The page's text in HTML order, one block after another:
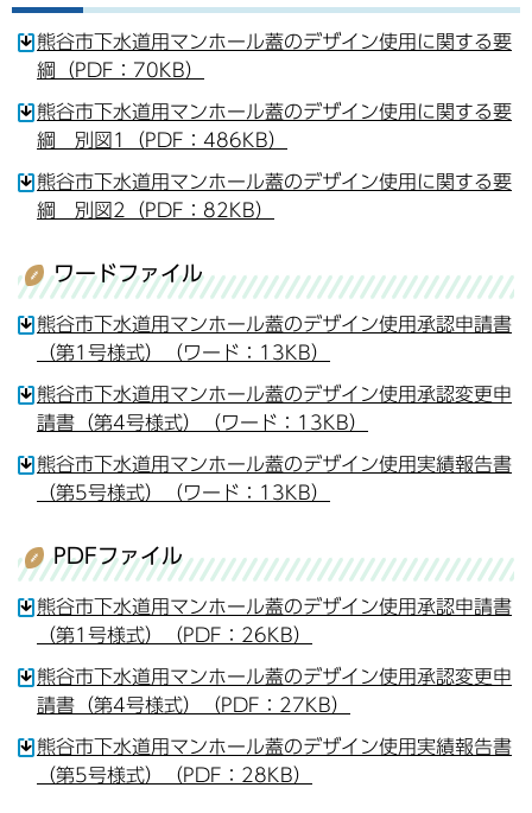
熊谷市下水道用マンホール蓋のデザイン使用に関する要
綱（PDF：70KB）
熊谷市下水道用マンホール蓋のデザイン使用に関する要
綱 別図1（PDF：486KB）
熊谷市下水道用マンホール蓋のデザイン使用に関する要
綱 別図2（PDF：82KB）
ワードファイル
熊谷市下水道用マンホール蓋のデザイン使用承認申請書
（第1号様式）（ワード：13KB）
熊谷市下水道用マンホール蓋のデザイン使用承認変更申
請書（第4号様式）（ワード：13KB）
熊谷市下水道用マンホール蓋のデザイン使用実績報告書
（第5号様式）（ワード：13KB）
PDFファイル
熊谷市下水道用マンホール蓋のデザイン使用承認申請書
（第1号様式）（PDF：26KB）
熊谷市下水道用マンホール蓋のデザイン使用承認変更申
請書（第4号様式）（PDF：27KB）
熊谷市下水道用マンホール蓋のデザイン使用実績報告書
（第5号様式）（PDF：28KB）